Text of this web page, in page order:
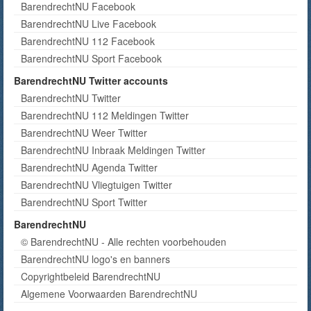
BarendrechtNU Facebook
BarendrechtNU Live Facebook
BarendrechtNU 112 Facebook
BarendrechtNU Sport Facebook
BarendrechtNU Twitter accounts
BarendrechtNU Twitter
BarendrechtNU 112 Meldingen Twitter
BarendrechtNU Weer Twitter
BarendrechtNU Inbraak Meldingen Twitter
BarendrechtNU Agenda Twitter
BarendrechtNU Vliegtuigen Twitter
BarendrechtNU Sport Twitter
BarendrechtNU
© BarendrechtNU - Alle rechten voorbehouden
BarendrechtNU logo's en banners
Copyrightbeleid BarendrechtNU
Algemene Voorwaarden BarendrechtNU